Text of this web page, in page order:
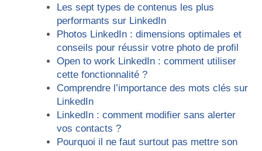
Les sept types de contenus les plus
performants sur LinkedIn
Photos LinkedIn : dimensions optimales et
conseils pour réussir votre photo de profil
Open to work LinkedIn : comment utiliser
cette fonctionnalité ?
Comprendre l’importance des mots clés sur
LinkedIn
LinkedIn : comment modifier sans alerter
vos contacts ?
Pourquoi il ne faut surtout pas mettre son